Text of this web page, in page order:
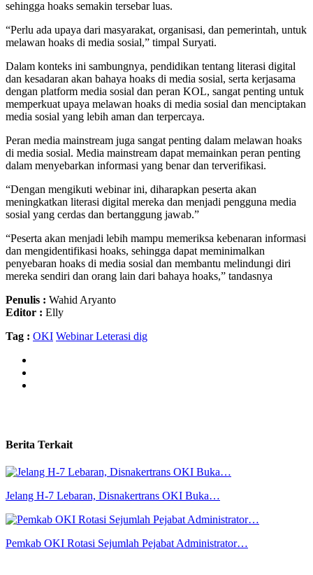
sehingga hoaks semakin tersebar luas.
“Perlu ada upaya dari masyarakat, organisasi, dan pemerintah, untuk
melawan hoaks di media sosial,” timpal Suryati.
Dalam konteks ini sambungnya, pendidikan tentang literasi digital
dan kesadaran akan bahaya hoaks di media sosial, serta kerjasama
dengan platform media sosial dan peran KOL, sangat penting untuk
memperkuat upaya melawan hoaks di media sosial dan menciptakan
media sosial yang lebih aman dan terpercaya.
Peran media mainstream juga sangat penting dalam melawan hoaks
di media sosial. Media mainstream dapat memainkan peran penting
dalam menyebarkan informasi yang benar dan terverifikasi.
“Dengan mengikuti webinar ini, diharapkan peserta akan
meningkatkan literasi digital mereka dan menjadi pengguna media
sosial yang cerdas dan bertanggung jawab.”
“Peserta akan menjadi lebih mampu memeriksa kebenaran informasi
dan mengidentifikasi hoaks, sehingga dapat meminimalkan
penyebaran hoaks di media sosial dan membantu melindungi diri
mereka sendiri dan orang lain dari bahaya hoaks,” tandasnya
Penulis : Wahid Aryanto
Editor : Elly
Tag : OKI Webinar Leterasi dig
Berita Terkait
Jelang H-7 Lebaran, Disnakertrans OKI Buka…
Pemkab OKI Rotasi Sejumlah Pejabat Administrator…